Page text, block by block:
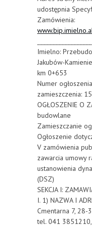
udostępnia
Zamówienia:
Imielno:
Jakubów-
km 0+653
Numer
zamieszczenia:
OGŁOSZENIE O
budowlane
Zamieszczanie
Ogłoszenie
V zamówienia
zawarcia umowy
ustanowienia
(DSZ)
SEKCJA I:
I. 1) NAZWA I
Cmentarna 7, 28-
tel. 041